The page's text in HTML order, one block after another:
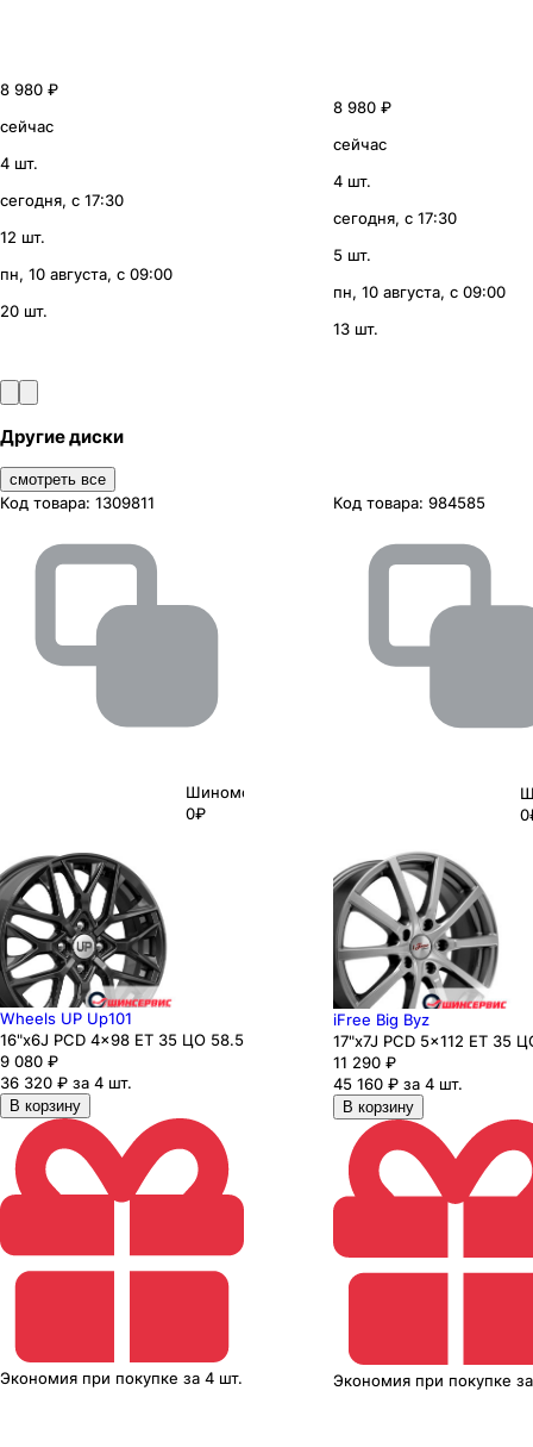
8 980 ₽
сейчас
4 шт.
сегодня, с 17:30
12 шт.
пн, 10 августа, с 09:00
20 шт.
8 980 ₽
сейчас
4 шт.
сегодня, с 17:30
5 шт.
пн, 10 августа, с 09:00
13 шт.
Другие диски
смотреть все
Код товара: 1309811
Шиномонтаж
0₽
Wheels UP Up101
16"x6J PCD 4x98 ЕТ 35 ЦО 58.5
9 080 ₽
36 320 ₽ за 4 шт.
В корзину
Экономия при покупке за 4 шт.
Код товара: 984585
iFree Big Byz
17"x7J PCD 5x112 ЕТ 35
11 290 ₽
45 160 ₽ за 4 шт.
В корзину
Экономия при покупке